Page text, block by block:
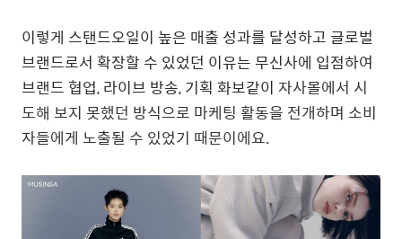
이렇게 스탠드오일이 높은 매출 성과를 달성하고 글로벌
브랜드로서 확장할 수 있었던 이유는 무신사에 입점하여
브랜드 협업, 라이브 방송, 기획 화보같이 자사몰에서 시
도해 보지 못했던 방식으로 마케팅 활동을 전개하며 소비
자들에게 노출될 수 있었기 때문이에요.